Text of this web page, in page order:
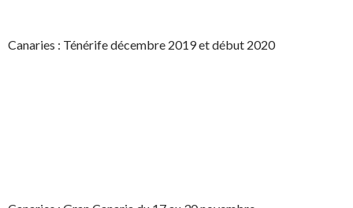
Canaries : Ténérife décembre 2019 et début 2020